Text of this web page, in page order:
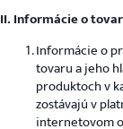
II. Informácie o
Informácie o
tovaru a jeho
produktoch v
zostávajú v
internetovom